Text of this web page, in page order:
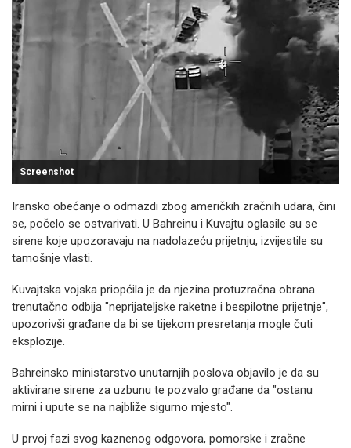
Screenshot
Iransko obećanje o odmazdi zbog američkih zračnih udara, čini
se, počelo se ostvarivati. U Bahreinu i Kuvajtu oglasile su se
sirene koje upozoravaju na nadolazeću prijetnju, izvijestile su
tamošnje vlasti.
Kuvajtska vojska priopćila je da njezina protuzračna obrana
trenutačno odbija "neprijateljske raketne i bespilotne prijetnje",
upozorivši građane da bi se tijekom presretanja mogle čuti
eksplozije.
Bahreinsko ministarstvo unutarnjih poslova objavilo je da su
aktivirane sirene za uzbunu te pozvalo građane da "ostanu
mirni i upute se na najbliže sigurno mjesto".
U prvoj fazi svog kaznenog odgovora, pomorske i zračne